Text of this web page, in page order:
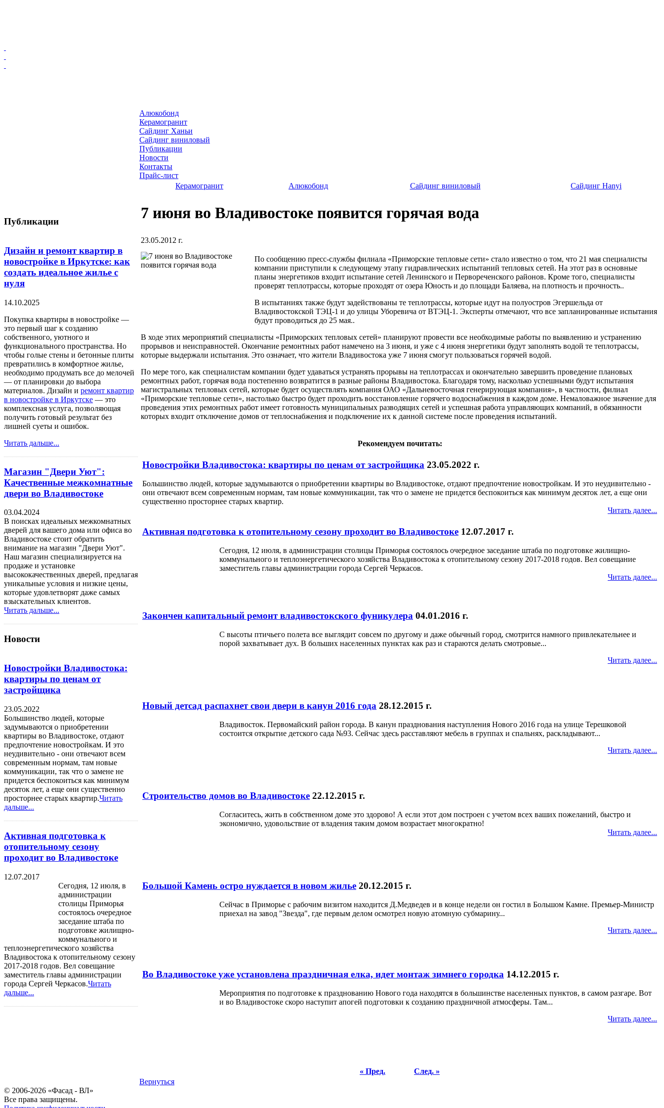
Публикации
Дизайн и ремонт квартир в
новостройке в Иркутске: как
создать идеальное жилье с
нуля
14.10.2025
Покупка квартиры в новостройке —
это первый шаг к созданию
собственного, уютного и
функционального пространства. Но
чтобы голые стены и бетонные плиты
превратились в комфортное жилье,
необходимо продумать все до мелочей
— от планировки до выбора
материалов. Дизайн и ремонт квартир
в новостройке в Иркутске — это
комплексная услуга, позволяющая
получить готовый результат без
лишней суеты и ошибок.
Читать дальше...
Магазин "Двери Уют":
Качественные межкомнатные
двери во Владивостоке
03.04.2024
В поисках идеальных межкомнатных
дверей для вашего дома или офиса во
Владивостоке стоит обратить
внимание на магазин "Двери Уют".
Наш магазин специализируется на
продаже и установке
высококачественных дверей, предлагая
уникальные условия и низкие цены,
которые удовлетворят даже самых
взыскательных клиентов.
Читать дальше...
Новости
Новостройки Владивостока:
квартиры по ценам от
застройщика
23.05.2022
Большинство людей, которые
задумываются о приобретении
квартиры во Владивостоке, отдают
предпочтение новостройкам. И это
неудивительно - они отвечают всем
современным нормам, там новые
коммуникации, так что о замене не
придется беспокоиться как минимум
десяток лет, а еще они существенно
просторнее старых квартир.Читать
дальше...
Активная подготовка к
отопительному сезону
проходит во Владивостоке
12.07.2017
Сегодня, 12 июля, в
администрации
столицы Приморья
состоялось очередное
заседание штаба по
подготовке жилищно-
коммунального и
теплоэнергетического хозяйства
Владивостока к отопительному сезону
2017-2018 годов. Вел совещание
заместитель главы администрации
города Сергей Черкасов.Читать
дальше...
Алюкобонд
Керамогранит
Сайдинг Ханьи
Сайдинг виниловый
Публикации
Новости
Контакты
Прайс-лист
Керамогранит
Алюкобонд Сайдинг виниловый Сайдинг Hanyi
7 июня во Владивостоке появится горячая вода
23.05.2012 г.
По сообщению пресс-службы филиала «Приморские тепловые сети» стало известно о том, что 21 мая специалисты
компании приступили к следующему этапу гидравлических испытаний тепловых сетей. На этот раз в основные
планы энергетиков входит испытание сетей Ленинского и Первореченского районов. Кроме того, специалисты
проверят теплотрассы, которые проходят от озера Юность и до площади Баляева, на плотность и прочность..
В испытаниях также будут задействованы те теплотрассы, которые идут на полуостров Эгершельда от
Владивостокской ТЭЦ-1 и до улицы Уборевича от ВТЭЦ-1. Эксперты отмечают, что все запланированные испытания
будут проводиться до 25 мая..
В ходе этих мероприятий специалисты «Приморских тепловых сетей» планируют провести все необходимые работы по выявлению и устранению
прорывов и неисправностей. Окончание ремонтных работ намечено на 3 июня, и уже с 4 июня энергетики будут заполнять водой те теплотрассы,
которые выдержали испытания. Это означает, что жители Владивостока уже 7 июня смогут пользоваться горячей водой.
По мере того, как специалистам компании будет удаваться устранять прорывы на теплотрассах и окончательно завершить проведение плановых
ремонтных работ, горячая вода постепенно возвратится в разные районы Владивостока. Благодаря тому, насколько успешными будут испытания
магистральных тепловых сетей, которые будет осуществлять компания ОАО «Дальневосточная генерирующая компания», в частности, филиал
«Приморские тепловые сети», настолько быстро будет проходить восстановление горячего водоснабжения в каждом доме. Немаловажное значение для
проведения этих ремонтных работ имеет готовность муниципальных разводящих сетей и успешная работа управляющих компаний, в обязанности
которых входит отключение домов от теплоснабжения и подключение их к данной системе после проведения испытаний.
Рекомендуем почитать:
Новостройки Владивостока: квартиры по ценам от застройщика 23.05.2022 г.
Большинство людей, которые задумываются о приобретении квартиры во Владивостоке, отдают предпочтение новостройкам. И это неудивительно -
они отвечают всем современным нормам, там новые коммуникации, так что о замене не придется беспокоиться как минимум десяток лет, а еще они
существенно просторнее старых квартир.
Читать далее...
Активная подготовка к отопительному сезону проходит во Владивостоке 12.07.2017 г.
Сегодня, 12 июля, в администрации столицы Приморья состоялось очередное заседание штаба по подготовке жилищно-
коммунального и теплоэнергетического хозяйства Владивостока к отопительному сезону 2017-2018 годов. Вел совещание
заместитель главы администрации города Сергей Черкасов.
Читать далее...
Закончен капитальный ремонт владивостокского фуникулера 04.01.2016 г.
С высоты птичьего полета все выглядит совсем по другому и даже обычный город, смотрится намного привлекательнее и
порой захватывает дух. В больших населенных пунктах как раз и стараются делать смотровые...
Читать далее...
Новый детсад распахнет свои двери в канун 2016 года 28.12.2015 г.
Владивосток. Первомайский район города. В канун празднования наступления Нового 2016 года на улице Терешковой
состоится открытие детского сада №93. Сейчас здесь расставляют мебель в группах и спальнях, раскладывают...
Читать далее...
Строительство домов во Владивостоке 22.12.2015 г.
Согласитесь, жить в собственном доме это здорово! А если этот дом построен с учетом всех ваших пожеланий, быстро и
экономично, удовольствие от владения таким домом возрастает многократно!
Читать далее...
Большой Камень остро нуждается в новом жилье 20.12.2015 г.
Сейчас в Приморье с рабочим визитом находится Д.Медведев и в конце недели он гостил в Большом Камне. Премьер-Министр
приехал на завод "Звезда", где первым делом осмотрел новую атомную субмарину...
Читать далее...
Во Владивостоке уже установлена праздничная елка, идет монтаж зимнего городка 14.12.2015 г.
Мероприятия по подготовке к празднованию Нового года находятся в большинстве населенных пунктов, в самом разгаре. Вот
и во Владивостоке скоро наступит апогей подготовки к созданию праздничной атмосферы. Там...
Читать далее...
« Пред.
След. »
Вернуться
© 2006-2026 «Фасад - ВЛ»
Все права защищены.